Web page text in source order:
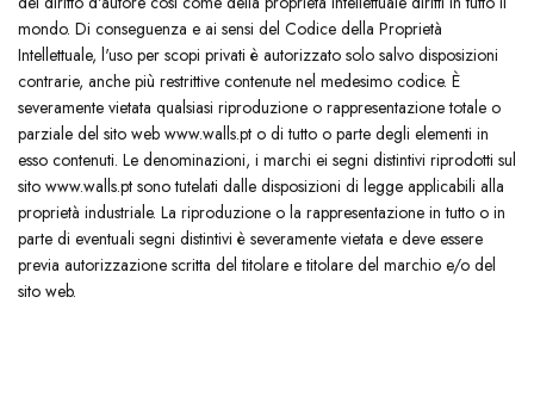
mondo. Di conseguenza e ai sensi del Codice della Proprietà
Intellettuale, l'uso per scopi privati ​​è autorizzato solo salvo disposizioni
contrarie, anche più restrittive contenute nel medesimo codice. È
severamente vietata qualsiasi riproduzione o rappresentazione totale o
parziale del sito web www.walls.pt o di tutto o parte degli elementi in
esso contenuti. Le denominazioni, i marchi ei segni distintivi riprodotti sul
sito www.walls.pt sono tutelati dalle disposizioni di legge applicabili alla
proprietà industriale. La riproduzione o la rappresentazione in tutto o in
parte di eventuali segni distintivi è severamente vietata e deve essere
previa autorizzazione scritta del titolare e titolare del marchio e/o del
sito web.